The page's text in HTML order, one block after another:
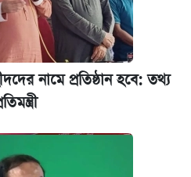
পর্যায়ে, যা জানালেন
টিকিট কাটবেন যেভাবে
২৩ বাংলাদেশিকে দেশে
নামে প্রতিষ্ঠান হবে: তথ্য